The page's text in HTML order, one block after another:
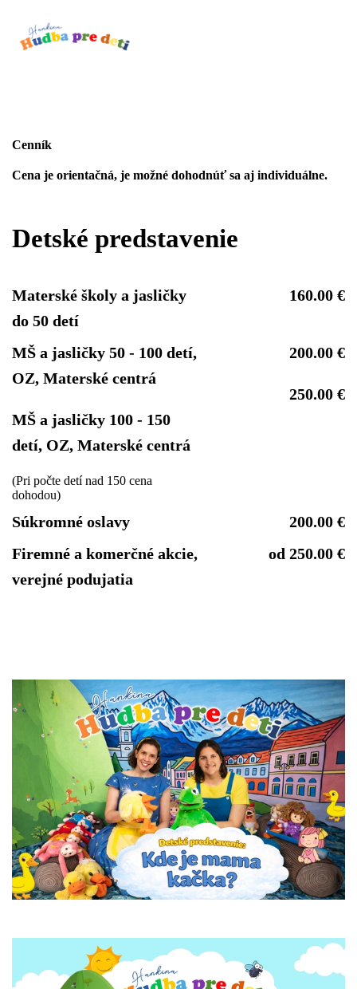
Cenník
Cena je orientačná, je možné dohodnúť sa aj individuálne.
Detské predstavenie
Materské školy a jasličky
do 50 detí
160.00 €
MŠ a jasličky 50 - 100 detí,
OZ, Materské centrá
MŠ a jasličky 100 - 150
detí, OZ, Materské centrá
(Pri počte detí nad 150 cena
dohodou)
200.00 €
250.00 €
Súkromné oslavy
200.00 €
Firemné a komerčné akcie,
verejné podujatia
od 250.00 €